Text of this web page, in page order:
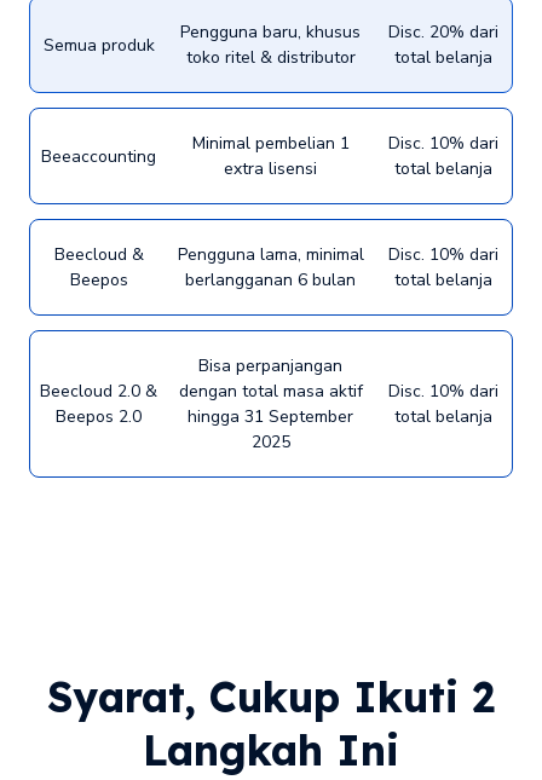
Semua produk
Pengguna baru, khusus
toko ritel & distributor
Disc. 20% dari
total belanja
Beeaccounting
Minimal pembelian 1
extra lisensi
Disc. 10% dari
total belanja
Beecloud &
Beepos
Pengguna lama, minimal
berlangganan 6 bulan
Disc. 10% dari
total belanja
Beecloud 2.0 &
Beepos 2.0
Bisa perpanjangan
dengan total masa aktif
hingga 31 September
2025
Disc. 10% dari
total belanja
Syarat, Cukup Ikuti 2
Langkah Ini